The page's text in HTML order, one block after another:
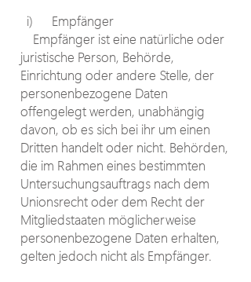
i) Empfänger
Empfänger ist eine natürliche oder
juristische Person, Behörde,
Einrichtung oder andere Stelle, der
personenbezogene Daten
offengelegt werden, unabhängig
davon, ob es sich bei ihr um einen
Dritten handelt oder nicht. Behörden,
die im Rahmen eines bestimmten
Untersuchungsauftrags nach dem
Unionsrecht oder dem Recht der
Mitgliedstaaten möglicherweise
personenbezogene Daten erhalten,
gelten jedoch nicht als Empfänger.